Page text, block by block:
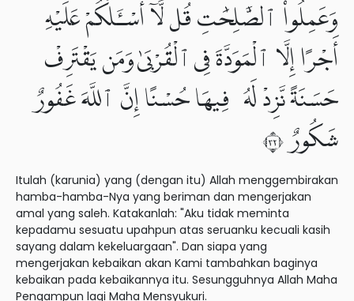
وَعَمِلُوا۟ ٱلصَّٰلِحَٰتِ قُل لَّآ أَسْـَٔلُكُمْ عَلَيْهِ
أَجْرًا إِلَّا ٱلْمَوَدَّةَ فِى ٱلْقُرْبَىٰ وَمَن يَقْتَرِفْ
حَسَنَةً نَّزِدْ لَهُۥ فِيهَا حُسْنًا إِنَّ ٱللَّهَ غَفُورٌ
شَكُورٌ ٢٣
Itulah (karunia) yang (dengan itu) Allah menggembirakan
hamba-hamba-Nya yang beriman dan mengerjakan
amal yang saleh. Katakanlah: "Aku tidak meminta
kepadamu sesuatu upahpun atas seruanku kecuali kasih
sayang dalam kekeluargaan". Dan siapa yang
mengerjakan kebaikan akan Kami tambahkan baginya
kebaikan pada kebaikannya itu. Sesungguhnya Allah Maha
Pengampun lagi Maha Mensyukuri.